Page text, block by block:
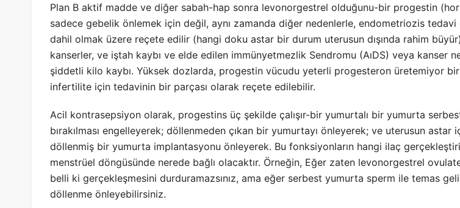
Plan B aktif madde ve diğer sabah-hap sonra levonorgestrel olduğunu-bir progestin
sadece gebelik önlemek için değil, aynı zamanda diğer nedenlerle, endometriozis
dahil olmak üzere reçete edilir (hangi doku astar bir durum uterusun dışında rahim
kanserler, ve iştah kaybı ve elde edilen immünyetmezlik Sendromu (AıDS) veya kanser
şiddetli kilo kaybı. Yüksek dozlarda, progestin vücudu yeterli progesteron üretemiyor bir
infertilite için tedavinin bir parçası olarak reçete edilebilir.
Acil kontrasepsiyon olarak, progestins üç şekilde çalışır-bir yumurtalı bir yumurta
bırakılması engelleyerek; döllenmeden çıkan bir yumurtayı önleyerek; ve uterusun astar
döllenmiş bir yumurta implantasyonu önleyerek. Bu fonksiyonların hangi ilaç
menstrüel döngüsünde nerede bağlı olacaktır. Örneğin, Eğer zaten levonorgestrel
belli ki gerçekleşmesini durduramazsınız, ama eğer serbest yumurta sperm ile temas
döllenme önleyebilirsiniz.